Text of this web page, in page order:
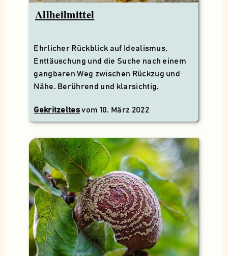
Allheilmittel
Ehrlicher Rückblick auf Idealismus,
Enttäuschung und die Suche nach einem
gangbaren Weg zwischen Rückzug und
Nähe. Berührend und klarsichtig.
Gekritzeltesvom 10. März 2022